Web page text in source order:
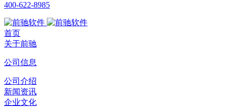
400-622-8985
首页
关于前驰
公司信息
公司介绍
新闻资讯
企业文化